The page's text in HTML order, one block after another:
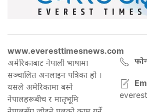
www.everesttimesnews.com
अमेरिकाबाट नेपाली भाषामा
सञ्चालित अनलाइन पत्रिका हो ।
यसले अमेरिकामा बस्ने
नेपालहरूबीच र मातृभूमि